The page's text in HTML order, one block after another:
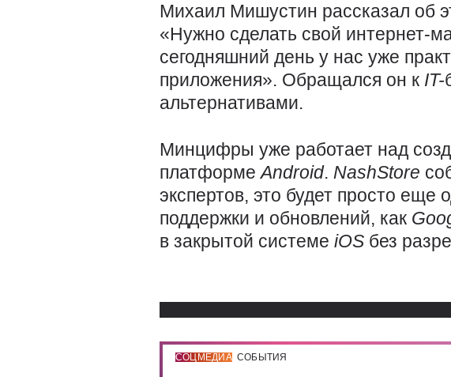
Михаил Мишустин рассказал об
«Нужно сделать свой интернет-
сегодняшний день у нас уже
приложения». Обращался он к IT-
альтернативами.
Минцифры уже работает над
платформеAndroid. NashStore
экспертов, это будет просто еще
поддержки и обновлений, как
в закрытой системе iOS без
СОЦМЕДИА СОБЫТИЯ